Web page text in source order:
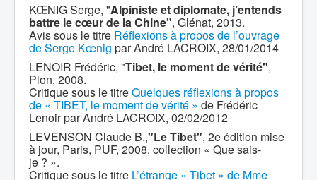
KŒNIG Serge, "Alpiniste et diplomate, j’entends
battre le cœur de la Chine", Glénat, 2013.
Avis sous le titre Réflexions à propos de l’ouvrage
de Serge Kœnig par André LACROIX, 28/01/2014
LENOIR Frédéric, "Tibet, le moment de vérité",
Plon, 2008.
Critique sous le titreQuelques réflexions à propos
de « TIBET, le moment de vérité » de Frédéric
Lenoir par André LACROIX, 02/02/2012
LEVENSON Claude B.,"Le Tibet", 2e édition mise
à jour, Paris, PUF, 2008, collection « Que sais-
je ? ».
Critique sous le titre L’étrange « Tibet » de Mme